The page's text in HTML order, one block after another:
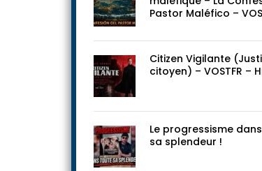
Pastor Maléfico –
Citizen Vigilante
citoyen) – VOSTFR –
Le progressisme
sa splendeur !